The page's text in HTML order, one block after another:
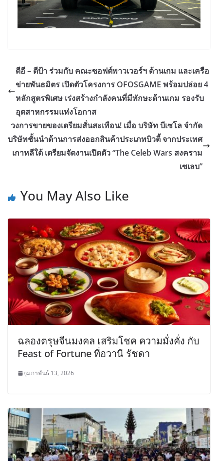
ดีอี – ดีป้า ร่วมกับ คณะซอฟต์พาวเวอร์ฯ ด้านเกม และเครือ
ข่ายพันธมิตร เปิดตัวโครงการ OFOSGAME พร้อมปล่อย 4
หลักสูตรพิเศษ เร่งสร้างกำลังคนที่มีทักษะด้านเกม รองรับ
อุตสาหกรรมแห่งโอกาส
วงการขายของเตรียมสั่นสะเทือน! เมื่อ บริษัท บีเซโล จำกัด
บริษัทชั้นนำด้านการส่งออกสินค้าประเภทบิวตี้ จากประเทศ
เกาหลีใต้ เตรียมจัดงานเปิดตัว “The Celeb Wars สงคราม
เซเลบ”
You May Also Like
ฉลองตรุษจีนมงคล เสริมโชค ความมั่งคั่ง กับ
Feast of Fortune ที่อวานี รัชดา
กุมภาพันธ์ 13, 2026